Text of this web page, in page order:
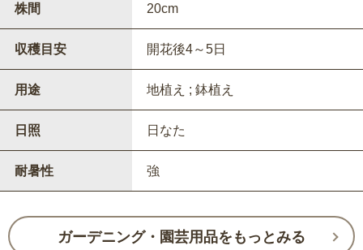
株間 20cm
収穫目安 開花後4～5日
用途 地植え ; 鉢植え
日照 日なた
耐暑性 強
ガーデニング・園芸用品をもっとみる